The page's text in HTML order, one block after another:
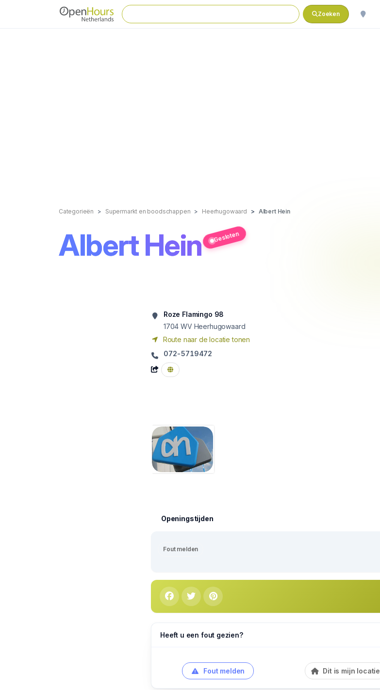
Zoeken
Categorieën Supermarkt en boodschappen Heerhugowaard Albert Hein
Albert Hein Gesloten
Roze Flamingo 98
1704 WV Heerhugowaard
Route naar de locatie tonen
072-5719472
Openingstijden
Fout melden
Heeft u een fout gezien?
Fout melden Dit is mijn locatie